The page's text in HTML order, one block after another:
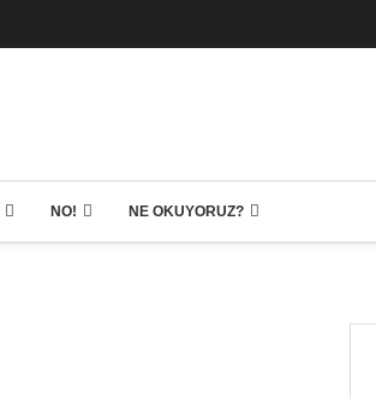
NO! NE OKUYORUZ?